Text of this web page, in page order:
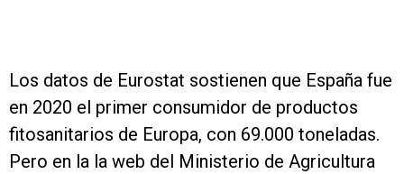
Los datos de Eurostat sostienen que España fue
en 2020 el primer consumidor de productos
fitosanitarios de Europa, con 69.000 toneladas.
Pero en la la web del Ministerio de Agricultura